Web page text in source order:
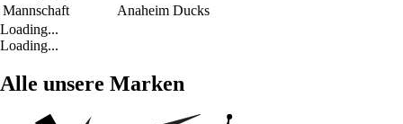
Mannschaft
Anaheim Ducks
Loading...
Loading...
Alle unsere Marken